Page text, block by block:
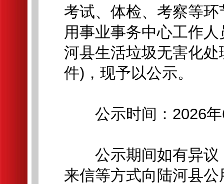
考试、体检、考察等
用事业事务中心工作
河县生活垃圾无害化
件)，现予以公示。
公示时间：2026年
公示期间如有异议
来信等方式向陆河县